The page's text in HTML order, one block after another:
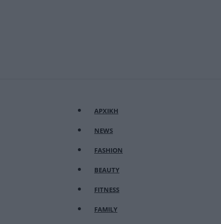
ΑΡΧΙΚΗ
NEWS
FASHION
BEAUTY
FITNESS
FAMILY